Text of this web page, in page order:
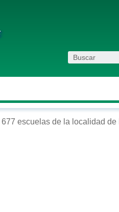
escuelas de la localidad de